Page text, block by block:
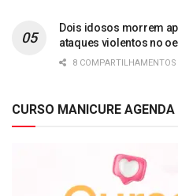
Dois idosos morrem
ataques violentos no
8 COMPARTILHAMENTOS
CURSO MANICURE